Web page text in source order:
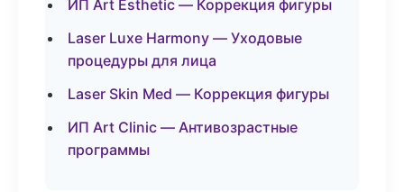
ИП Art Esthetic — Коррекция фигуры
Laser Luxe Harmony — Уходовые
процедуры для лица
Laser Skin Med — Коррекция фигуры
ИП Art Clinic — Антивозрастные
программы